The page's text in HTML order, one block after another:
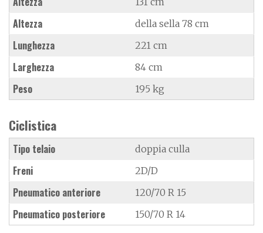
Altezza della sella 78 cm
Lunghezza 221 cm
Larghezza 84 cm
Peso 195 kg
Ciclistica
Tipo telaio doppia culla
Freni 2D/D
Pneumatico anteriore 120/70 R 15
Pneumatico posteriore 150/70 R 14